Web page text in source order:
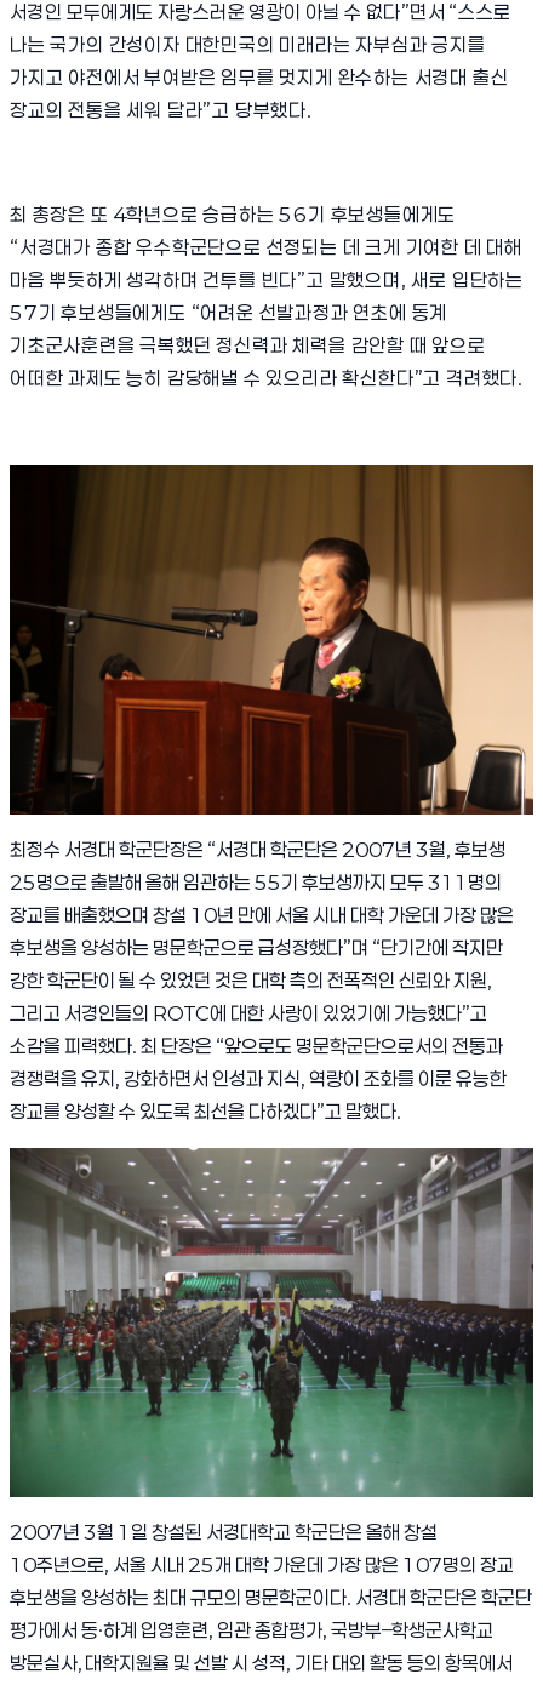
서경인 모두에게도 자랑스러운 영광이 아닐 수 없다”면서 “스스로
나는 국가의 간성이자 대한민국의 미래라는 자부심과 긍지를
가지고 야전에서 부여받은 임무를 멋지게 완수하는 서경대 출신
장교의 전통을 세워 달라”고 당부했다.
최 총장은 또 4학년으로 승급하는56기 후보생들에게도
“서경대가 종합 우수학군단으로 선정되는 데 크게 기여한 데 대해
마음 뿌듯하게 생각하며 건투를 빈다”고 말했으며 ,새로 입단하는
57기 후보생들에게도 “어려운 선발과정과 연초에 동계
기초군사훈련을 극복했던 정신력과 체력을 감안할 때 앞으로
어떠한 과제도 능히 감당해낼 수 있으리라 확신한다”고 격려했다.
최정수 서경대 학군단장은 “서경대 학군단은 2007년 3월, 후보생
25명으로 출발해 올해 임관하는 55기 후보생까지 모두 311 명의
장교를 배출했으며 창설 10년 만에 서울 시내 대학 가운데 가장 많은
후보생을 양성하는 명문학군으로 급성장했다”며 “단기간에 작지만
강한 학군단이 될 수 있었던 것은 대학 측의 전폭적인 신뢰와 지원,
그리고 서경인들의 ROTC에 대한 사랑이 있었기에 가능했다”고
소감을 피력했다. 최 단장은 “앞으로도 명문학군단으로서의 전통과
경쟁력을 유지 , 강화하면서 인성과 지식, 역량이 조화를 이룬 유능한
장교를 양성할 수 있도록 최선을 다하겠다”고 말했다.
2007년 3월 1 일 창설된 서경대학교 학군단은 올해 창설
10주년으로, 서울 시내 25개 대학 가운데 가장 많은 107명의 장교
후보생을 양성하는 최대 규모의 명문학군이다. 서경대 학군단은 학군단
평가에서 동·하계 입영훈련, 임관 종합평가, 국방부–학생군사학교
방문실사, 대학지원율 및 선발 시 성적, 기타 대외 활동 등의 항목에서